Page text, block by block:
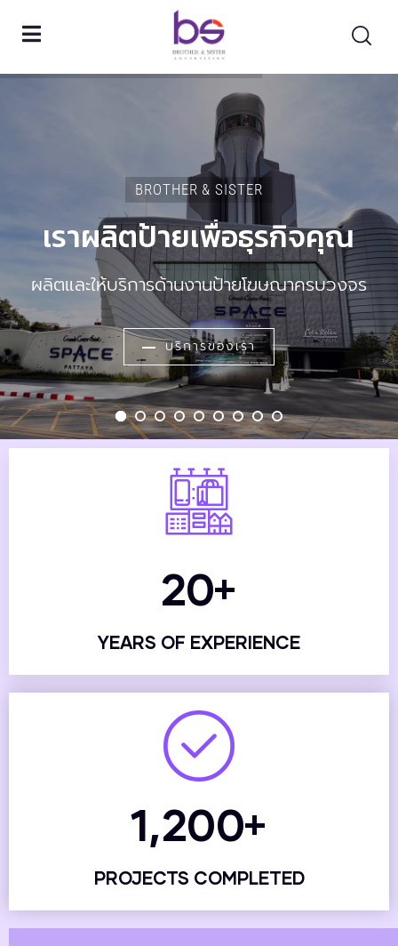
ผลิตและให้บริการด้านงานป้ายโฆษณาครบวงจร
บริการของเรา
BROTHER & SISTER
เราผลิตป้ายเพื่อธุรกิจคุณ
20+
YEARS OF EXPERIENCE
1,200+
PROJECTS COMPLETED